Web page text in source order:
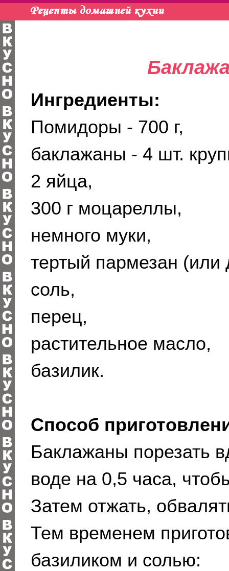
Ингредиенты:
Помидоры - 700 г,
баклажаны - 4 шт.
2 яйца,
300 г моцареллы,
немного муки,
тертый пармезан (или
соль,
перец,
растительное масло,
базилик.
Способ
Баклажаны порезать
воде на 0,5 часа,
Затем отжать,
Тем временем
базиликом и солью: